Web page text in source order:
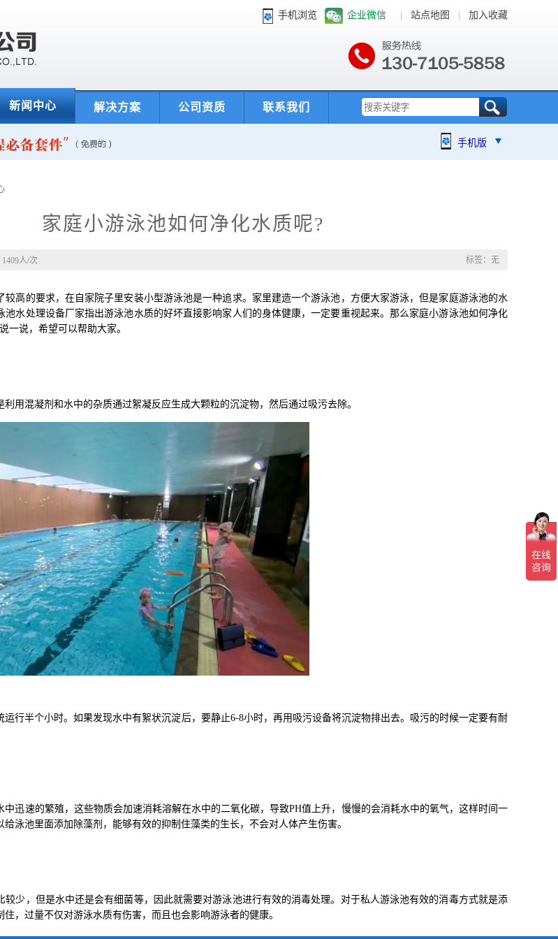
手机浏览 企业微信 站点地图 加入收藏
新闻中心 解决方案 公司资质 联系我们
手机版
家庭小游泳池如何净化水质呢?
1409人/次 标签：无
较高的要求，在自家院子里安装小型游泳池是一种追求。家里建造一个游泳池，方便大家游泳，但是家庭游泳池的水
池水处理设备厂家指出游泳池水质的好坏直接影响家人们的身体健康，一定要重视起来。那么家庭小游泳池如何净化
一说，希望可以帮助大家。
用混凝剂和水中的杂质通过絮凝反应生成大颗粒的沉淀物，然后通过吸污去除。
行半个小时。如果发现水中有絮状沉淀后，要静止6-8小时，再用吸污设备将沉淀物排出去。吸污的时候一定要有耐
迅速的繁殖，这些物质会加速消耗溶解在水中的二氧化碳，导致PH值上升，慢慢的会消耗水中的氧气，这样时间一
泳池里面添加除藻剂，能够有效的抑制住藻类的生长，不会对人体产生伤害。
较少，但是水中还是会有细菌等，因此就需要对游泳池进行有效的消毒处理。对于私人游泳池有效的消毒方式就是添
，过量不仅对游泳水质有伤害，而且也会影响游泳者的健康。